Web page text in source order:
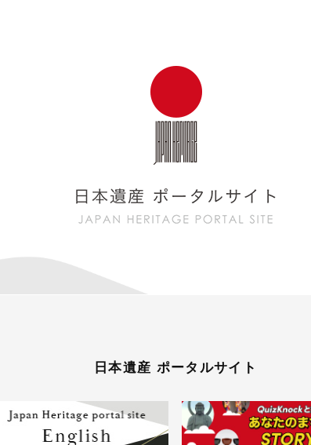
日本遺産 ポータルサイト